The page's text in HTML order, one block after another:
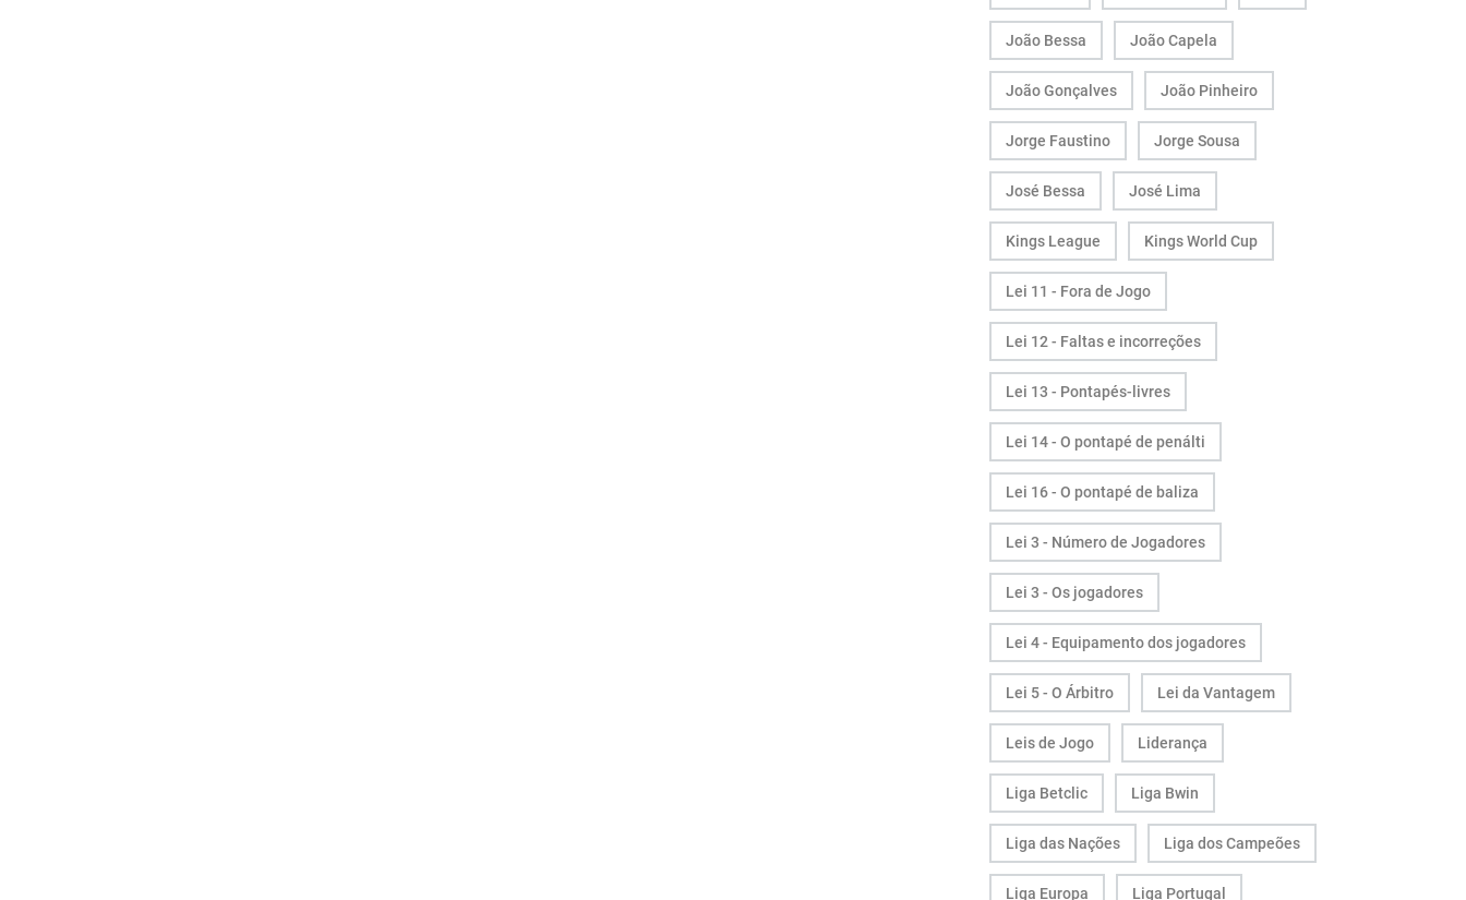
João Bessa João Capela
João Gonçalves João Pinheiro
Jorge Faustino Jorge Sousa
José Bessa José Lima
Kings League Kings World Cup
Lei 11 - Fora de Jogo
Lei 12 - Faltas e incorreções
Lei 13 - Pontapés-livres
Lei 14 - O pontapé de penálti
Lei 16 - O pontapé de baliza
Lei 3 - Número de Jogadores
Lei 3 - Os jogadores
Lei 4 - Equipamento dos jogadores
Lei 5 - O Árbitro Lei da Vantagem
Leis de Jogo Liderança
Liga Betclic Liga Bwin
Liga das Nações Liga dos Campeões
Liga Europa Liga Portugal